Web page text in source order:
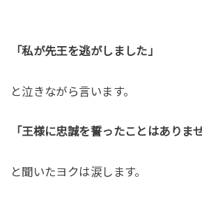
「私が先王を逃がしました」
と泣きながら言います。
「王様に忠誠を誓ったことはありま
と聞いたヨクは涙します。